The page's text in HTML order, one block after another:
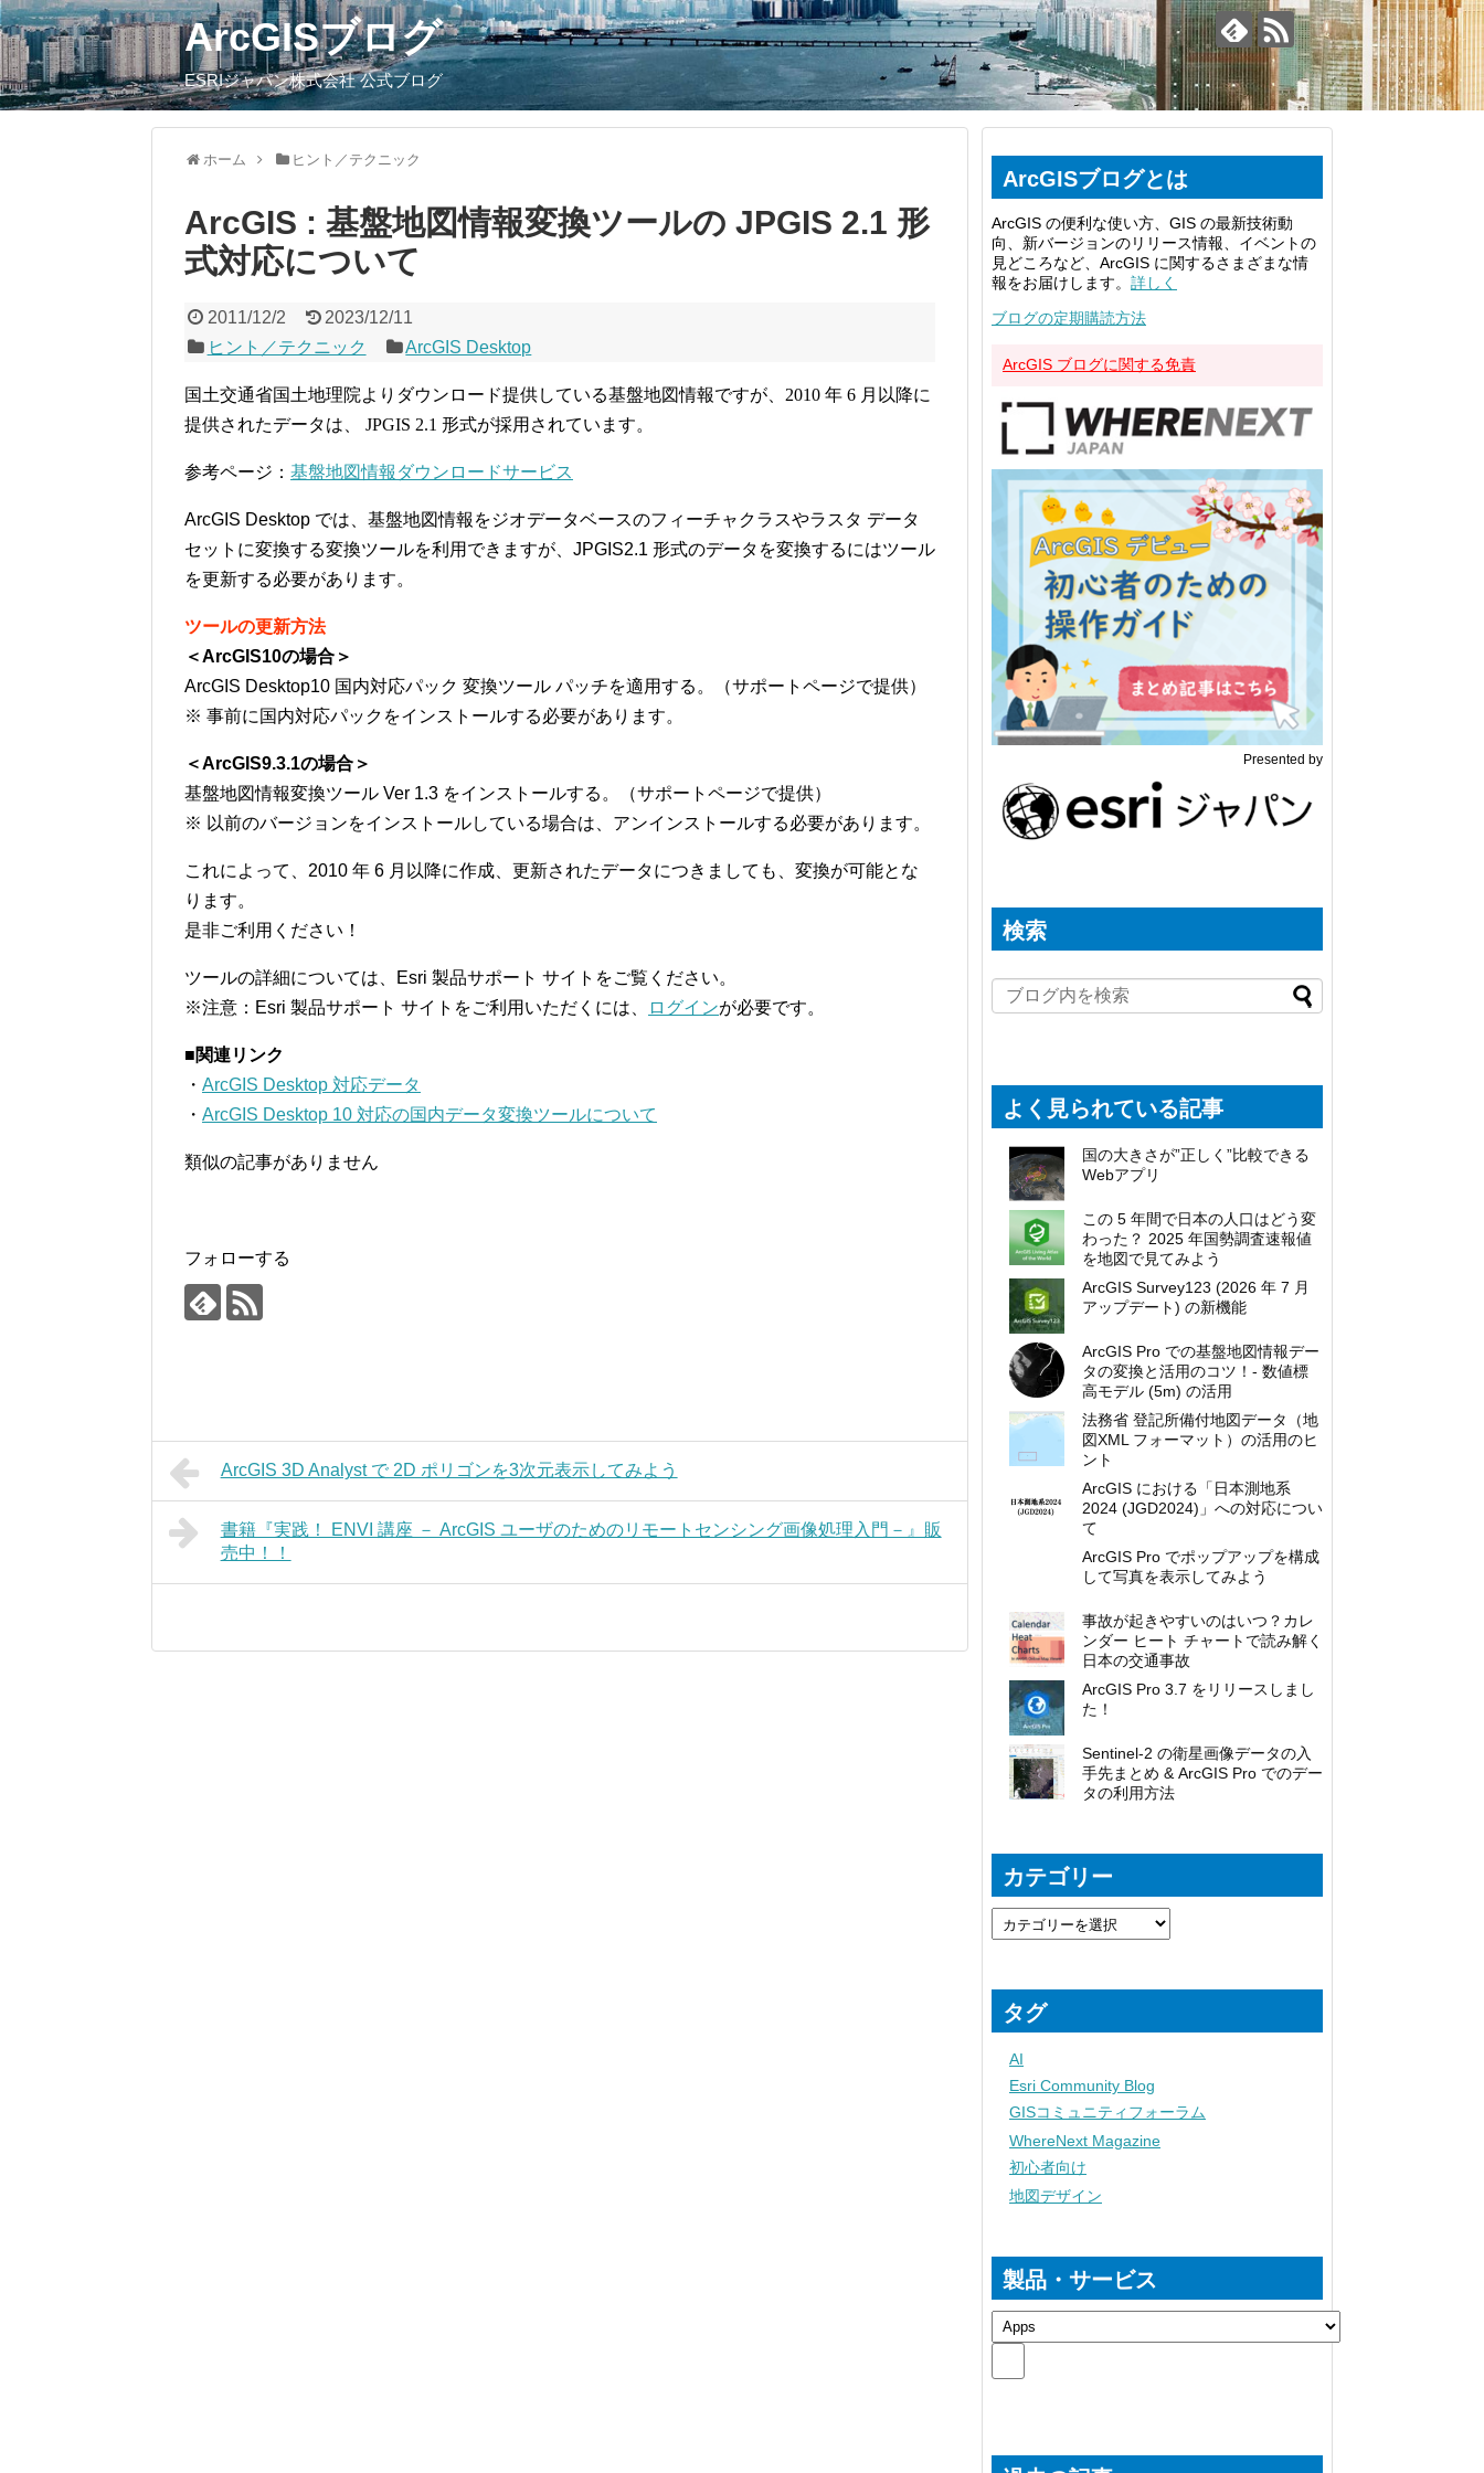
ArcGISブログ
ESRIジャパン株式会社 公式ブログ
ホーム ヒント／テクニック
ArcGIS : 基盤地図情報変換ツールの JPGIS 2.1 形
式対応について
2011/12/2
2023/12/11
ヒント／テクニック
ArcGIS Desktop
国土交通省国土地理院よりダウンロード提供している基盤地図情報ですが、2010 年 6 月以降に
提供されたデータは、 JPGIS 2.1 形式が採用されています。
参考ページ： 基盤地図情報ダウンロードサービス
ArcGIS Desktop では、基盤地図情報をジオデータベースのフィーチャクラスやラスタ データ
セットに変換する変換ツールを利用できますが、JPGIS2.1 形式のデータを変換するにはツール
を更新する必要があります。
ツールの更新方法
＜ArcGIS10の場合＞
ArcGIS Desktop10 国内対応パック 変換ツール パッチを適用する。（サポートページで提供）
※ 事前に国内対応パックをインストールする必要があります。
＜ArcGIS9.3.1の場合＞
基盤地図情報変換ツール Ver 1.3 をインストールする。（サポートページで提供）
※ 以前のバージョンをインストールしている場合は、アンインストールする必要があります。
これによって、2010 年 6 月以降に作成、更新されたデータにつきましても、変換が可能とな
ります。
是非ご利用ください！
ツールの詳細については、Esri 製品サポート サイトをご覧ください。
※注意：Esri 製品サポート サイトをご利用いただくには、
ログインが必要です。
■関連リンク
・ ArcGIS Desktop 対応データ
・ ArcGIS Desktop 10 対応の国内データ変換ツールについて
類似の記事がありません
フォローする
ArcGIS 3D Analyst で 2D ポリゴンを3次元表示してみよう
書籍『実践！ ENVI 講座 － ArcGIS ユーザのためのリモートセンシング画像処理入門－』販
売中！！
ArcGISブログとは
ArcGIS の便利な使い方、GIS の最新技術動
向、新バージョンのリリース情報、イベントの
見どころなど、ArcGIS に関するさまざまな情
報をお届けします。 詳しく
ブログの定期購読方法
ArcGIS ブログに関する免責
Presented by
検索
よく見られている記事
国の大きさが”正しく”比較できる
Webアプリ
この 5 年間で日本の人口はどう変
わった？ 2025 年国勢調査速報値
を地図で見てみよう
ArcGIS Survey123 (2026 年 7 月
アップデート) の新機能
ArcGIS Pro での基盤地図情報デー
タの変換と活用のコツ！- 数値標
高モデル (5m) の活用
法務省 登記所備付地図データ（地
図XML フォーマット）の活用のヒ
ント
ArcGIS における「日本測地系
2024 (JGD2024)」への対応につい
て
ArcGIS Pro でポップアップを構成
して写真を表示してみよう
事故が起きやすいのはいつ？カレ
ンダー ヒート チャートで読み解く
日本の交通事故
ArcGIS Pro 3.7 をリリースしまし
た！
Sentinel-2 の衛星画像データの入
手先まとめ & ArcGIS Pro でのデー
タの利用方法
カテゴリー
タグ
AI
Esri Community Blog
GISコミュニティフォーラム
WhereNext Magazine
初心者向け
地図デザイン
製品・サービス